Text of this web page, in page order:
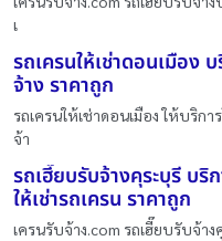
เ
รถเครนให้เช่าดอนเมือง
จ้าง ราคาถูก
รถเครนให้เช่าดอนเมือง ให้บริก
จ้า
รถเฮี๊ยบรับจ้างคุระบุรี บริ
ให้เช่ารถเครน ราคาถูก
เครนรับจ้าง.com รถเฮี๊ยบรับจ้า